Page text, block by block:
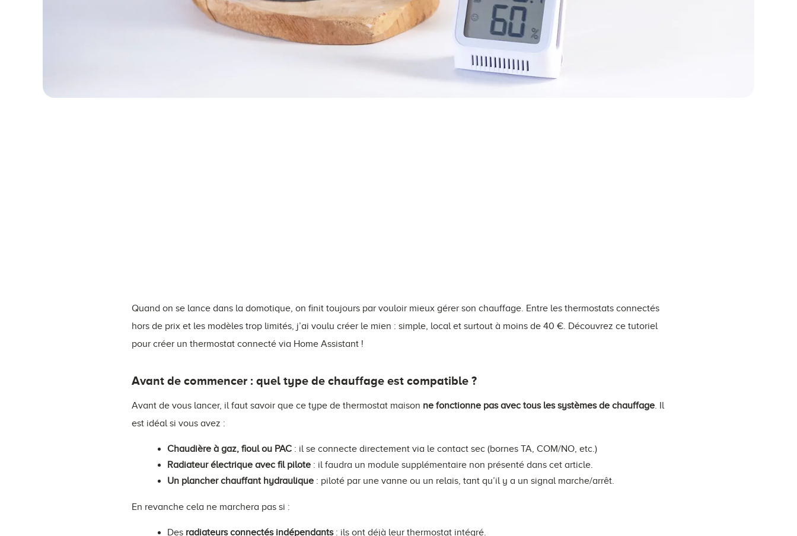
Quand on se lance dans la domotique, on finit toujours par vouloir mieux gérer son chauffage. Entre les thermostats connectés
hors de prix et les modèles trop limités, j’ai voulu créer le mien : simple, local et surtout à moins de 40 €. Découvrez ce tutoriel
pour créer un thermostat connecté via Home Assistant !
Avant de commencer : quel type de chauffage est compatible ?
Avant de vous lancer, il faut savoir que ce type de thermostat maison ne fonctionne pas avec tous les systèmes de chauffage. Il
est idéal si vous avez :
Chaudière à gaz, fioul ou PAC : il se connecte directement via le contact sec (bornes TA, COM/NO, etc.)
Radiateur électrique avec fil pilote : il faudra un module supplémentaire non présenté dans cet article.
Un plancher chauffant hydraulique : piloté par une vanne ou un relais, tant qu’il y a un signal marche/arrêt.
En revanche cela ne marchera pas si :
Des radiateurs connectés indépendants: ils ont déjà leur thermostat intégré.